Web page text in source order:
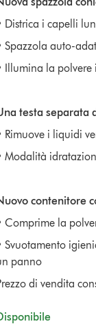
Districa i capelli
Spazzola auto-
Illumina la polvere
testa separata
Rimuove i liquidi
Modalità
contenitore
Comprime la
Svuotamento
panno
di vendita